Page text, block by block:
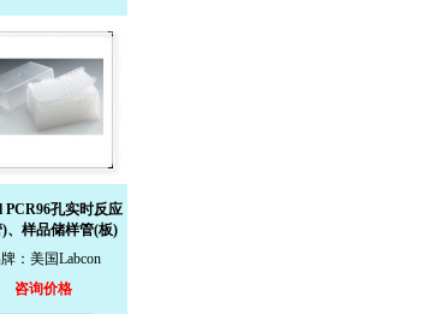
PCR96孔实时反应
、样品储样管(板)
：美国Labcon
咨询价格